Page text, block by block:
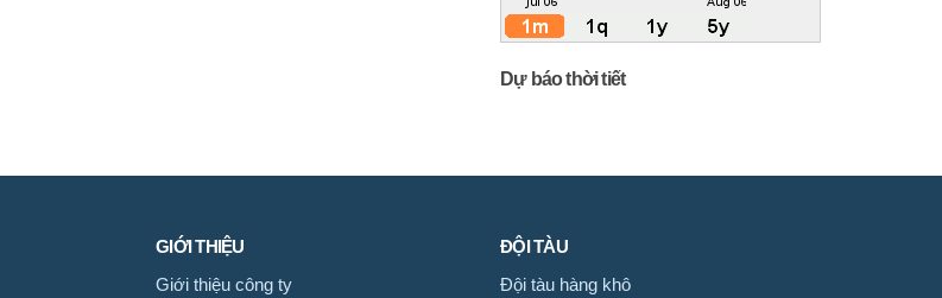
Dự báo thời tiết
GIỚI THIỆU
Giới thiệu công ty
ĐỘI TÀU
Đội tàu hàng khô